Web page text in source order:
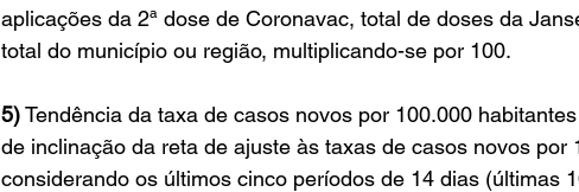
aplicações da 2ª dose de Coronavac, total de doses da
total do município ou região, multiplicando-se por 100.
5) Tendência da taxa de casos novos por 100.000
de inclinação da reta de ajuste às taxas de casos novos por
considerando os últimos cinco períodos de 14 dias (últimas